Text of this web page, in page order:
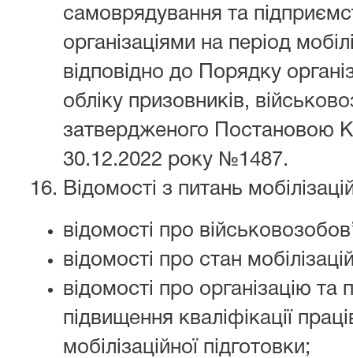
самоврядування та
організаціями на період
відповідно до Порядку
обліку призовників,
затвердженого Постановою
30.12.2022 року №1487.
Відомості з питань
відомості про
відомості про стан
відомості про організацію
підвищення кваліфікації
мобілізаційної підготовки;